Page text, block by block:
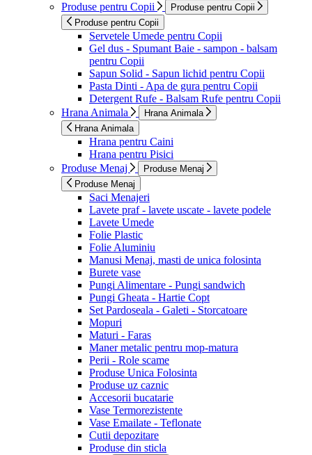
Produse pentru Copii
Produse pentru Copii
Produse pentru Copii
Servetele Umede pentru Copii
Gel dus - Spumant Baie - sampon - balsam
pentru Copii
Sapun Solid - Sapun lichid pentru Copii
Pasta Dinti - Apa de gura pentru Copii
Detergent Rufe - Balsam Rufe pentru Copii
Hrana Animala
Hrana Animala
Hrana Animala
Hrana pentru Caini
Hrana pentru Pisici
Produse Menaj
Produse Menaj
Produse Menaj
Saci Menajeri
Lavete praf - lavete uscate - lavete podele
Lavete Umede
Folie Plastic
Folie Aluminiu
Manusi Menaj, masti de unica folosinta
Burete vase
Pungi Alimentare - Pungi sandwich
Pungi Gheata - Hartie Copt
Set Pardoseala - Galeti - Storcatoare
Mopuri
Maturi - Faras
Maner metalic pentru mop-matura
Perii - Role scame
Produse Unica Folosinta
Produse uz caznic
Accesorii bucatarie
Vase Termorezistente
Vase Emailate - Teflonate
Cutii depozitare
Produse din sticla